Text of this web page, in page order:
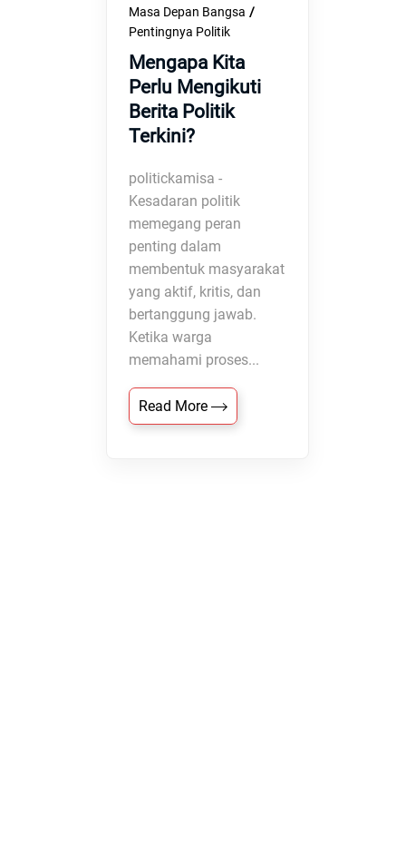
Masa Depan Bangsa
Pentingnya Politik
Mengapa Kita
Perlu Mengikuti
Berita Politik
Terkini?
politickamisa -
Kesadaran politik
memegang peran
penting dalam
membentuk masyarakat
yang aktif, kritis, dan
bertanggung jawab.
Ketika warga
memahami proses...
Read More